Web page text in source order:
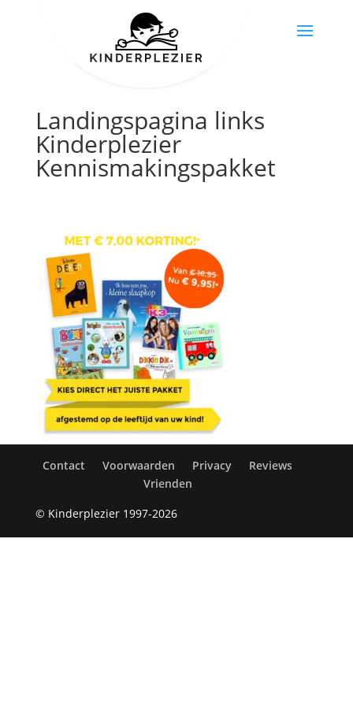
Landingspagina links
Kinderplezier
Kennismakingspakket
Contact Voorwaarden Privacy
Reviews
Vrienden
© Kinderplezier 1997-2026